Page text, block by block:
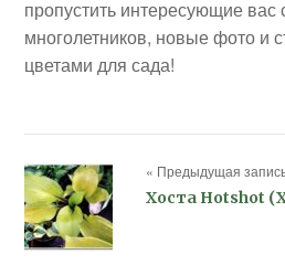
пропустить интересующие
многолетников, новые фото и
цветами для сада!
« Предыдущая
Хоста Hotshot